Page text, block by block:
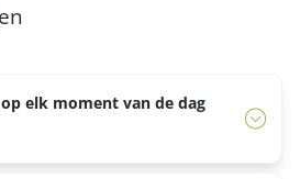
elk moment van de dag